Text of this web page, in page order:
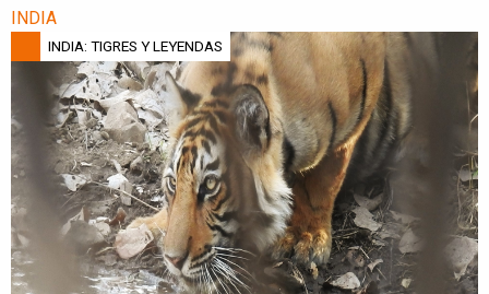
INDIA
INDIA: TIGRES Y LEYENDAS